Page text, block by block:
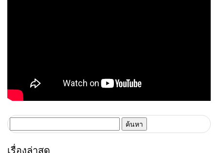
สำหรับ:
เรื่องล่าสุด